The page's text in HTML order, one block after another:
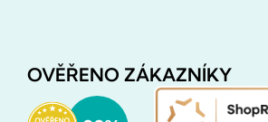
OVĚŘENO ZÁKAZNÍKY